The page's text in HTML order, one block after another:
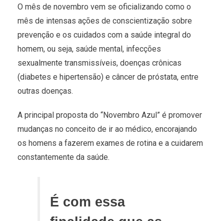
O mês de novembro vem se oficializando como o
mês de intensas ações de conscientização sobre
prevenção e os cuidados com a saúde integral do
homem, ou seja, saúde mental, infecções
sexualmente transmissíveis, doenças crônicas
(diabetes e hipertensão) e câncer de próstata, entre
outras doenças.
A principal proposta do “Novembro Azul” é promover
mudanças no conceito de ir ao médico, encorajando
os homens a fazerem exames de rotina e a cuidarem
constantemente da saúde.
É com essa